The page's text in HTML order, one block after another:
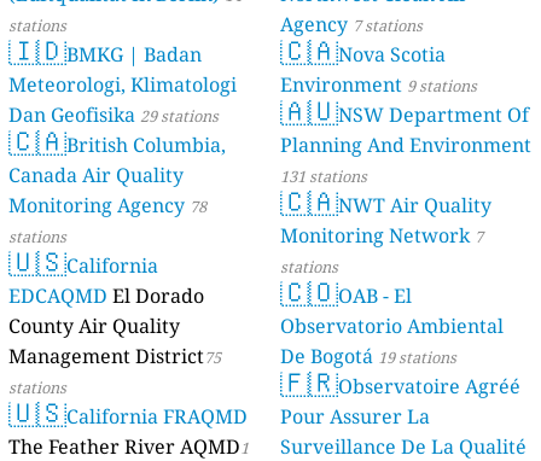
stations
🇮🇩BMKG | Badan
Meteorologi, Klimatologi
Dan Geofisika 29 stations
🇨🇦British Columbia,
Canada Air Quality
Monitoring Agency 78
stations
🇺🇸California
EDCAQMD El Dorado
County Air Quality
Management District75
stations
🇺🇸California FRAQMD
The Feather River AQMD 1
Agency 7 stations
🇨🇦Nova Scotia
Environment 9 stations
🇦🇺NSW Department Of
Planning And Environment
131 stations
🇨🇦NWT Air Quality
Monitoring Network 7
stations
🇨🇴OAB - El
Observatorio Ambiental
De Bogotá 19 stations
🇫🇷Observatoire Agréé
Pour Assurer La
Surveillance De La Qualité